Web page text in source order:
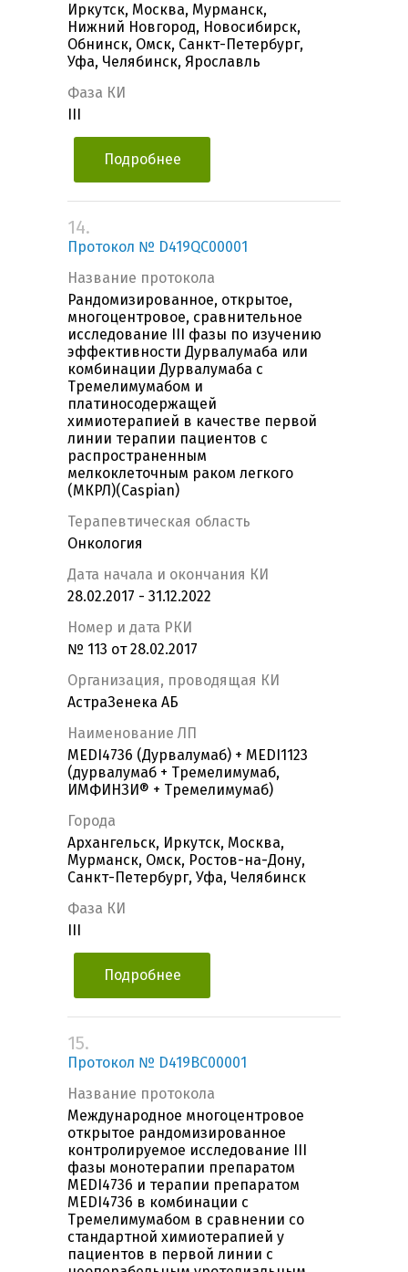
Иркутск, Москва, Мурманск,
Нижний Новгород, Новосибирск,
Обнинск, Омск, Санкт-Петербург,
Уфа, Челябинск, Ярославль
Фаза КИ
Подробнее
14.
Протокол № D419QC00001
Название протокола
Рандомизированное, открытое,
многоцентровое, сравнительное
исследование III фазы по изучению
эффективности Дурвалумаба или
комбинации Дурвалумаба с
Тремелимумабом и
платиносодержащей
химиотерапией в качестве первой
линии терапии пациентов с
распространенным
мелкоклеточным раком легкого
(МКРЛ)(Caspian)
Терапевтическая область
Онкология
Дата начала и окончания КИ
28.02.2017 - 31.12.2022
Номер и дата РКИ
№ 113 от 28.02.2017
Организация, проводящая КИ
АстраЗенека АБ
Наименование ЛП
MEDI4736 (Дурвалумаб) + MEDI1123
(дурвалумаб + Тремелимумаб,
ИМФИНЗИ® + Тремелимумаб)
Города
Архангельск, Иркутск, Москва,
Мурманск, Омск, Ростов-на-Дону,
Санкт-Петербург, Уфа, Челябинск
Фаза КИ
Подробнее
15.
Протокол № D419BC00001
Название протокола
Международное многоцентровое
открытое рандомизированное
контролируемое исследование III
фазы монотерапии препаратом
MEDI4736 и терапии препаратом
MEDI4736 в комбинации с
Тремелимумабом в сравнении со
стандартной химиотерапией у
пациентов в первой линии с